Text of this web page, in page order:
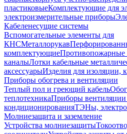
пластиковыеКомплектующие для
электроизмерительные приборы
Кабеленесущие системы
Вспомогательные элементы для
КНСМеталлорукав
комплектующиеПротивопожарные
каналыЛотки кабельные
аксессуарыИзделия для изоляции,
Приборы обогрева и вентиляции
Теплый пол и греющий кабель
теплотехникаПриборы вентиляции
кондиционированияТЭНы,
Молниезащита и заземление
Устройства молниезащиты